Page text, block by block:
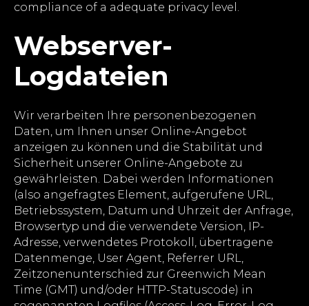
compliance of a adequate privacy level.
Webserver-
Logdateien
Wir verarbeiten Ihre personenbezogenen
Daten, um Ihnen unser Online-Angebot
anzeigen zu können und die Stabilität und
Sicherheit unserer Online-Angebote zu
gewährleisten. Dabei werden Informationen
(also angefragtes Element, aufgerufene URL,
Betriebssystem, Datum und Uhrzeit der Anfrage,
Browsertyp und die verwendete Version, IP-
Adresse, verwendetes Protokoll, übertragene
Datenmenge, User Agent, Referrer URL,
Zeitzonenunterschied zur Greenwich Mean
Time (GMT) und/oder HTTP-Statuscode) in